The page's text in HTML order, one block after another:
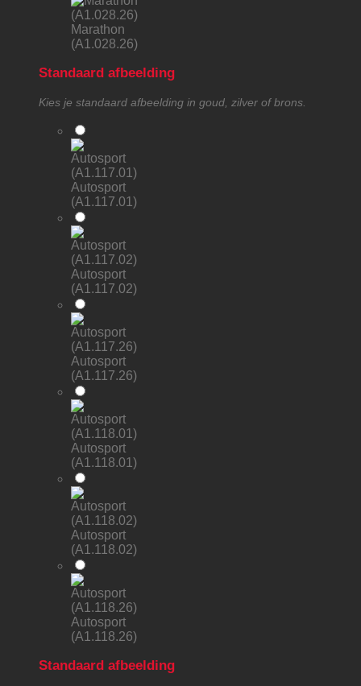
Marathon
(A1.028.26)
Standaard afbeelding
Kies je standaard afbeelding in goud, zilver of brons.
Autosport
(A1.117.01)
Autosport
(A1.117.02)
Autosport
(A1.117.26)
Autosport
(A1.118.01)
Autosport
(A1.118.02)
Autosport
(A1.118.26)
Standaard afbeelding